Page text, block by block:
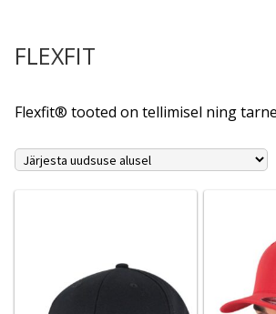
FLEXFIT
Flexfit® tooted on tellimisel ning